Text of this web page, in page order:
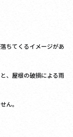
ちてくるイメージがあ
、屋根の破損による雨
ん。